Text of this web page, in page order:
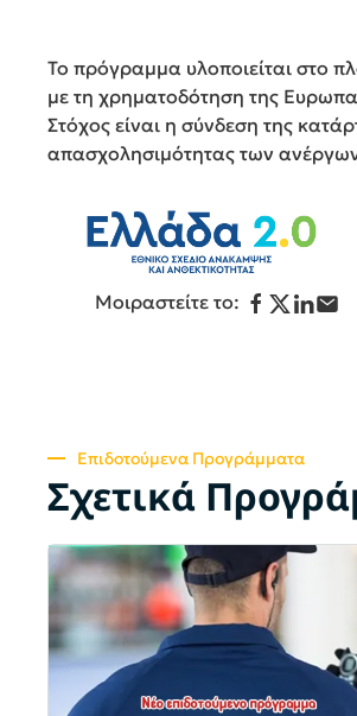
Το πρόγραμμα υλοποιείται στο
με τη χρηματοδότηση της
Στόχος είναι η σύνδεση της
απασχολησιμότητας των
Μοιραστείτε το:
Επιδοτούμενα Προγράμματα
Σχετικά